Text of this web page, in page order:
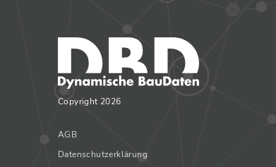
Copyright 2026
AGB
Datenschutzerklärung